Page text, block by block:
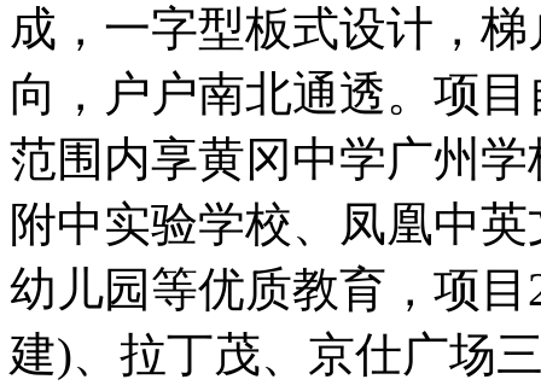
成，一字型板式设计，
向，户户南北通透。项
范围内享黄冈中学广州
附中实验学校、凤凰中
幼儿园等优质教育，项
建)、拉丁茂、京仕广场